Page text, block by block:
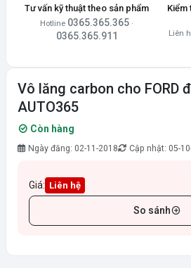
Tư vấn kỹ thuật theo sản phẩm
Hotline 0365.365.365 ·
0365.365.911
Kiểm
Liên
Vô lăng carbon cho FORD
AUTO365
Còn hàng
Ngày đăng: 02-11-2018 Cập nhật: 05-
Giá: Liên hệ
So sánh